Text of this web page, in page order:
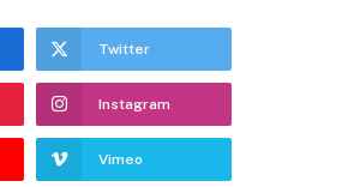
Twitter
Instagram
Vimeo